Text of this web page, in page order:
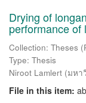
Drying of
performance of
Collection: Theses
Type: Thesis
Niroot Lamlert (มหา
File in this item: